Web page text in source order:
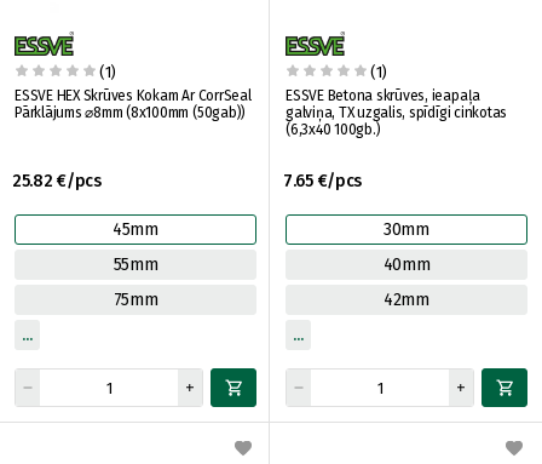
(1)
ESSVE HEX Skrūves Kokam Ar CorrSeal
Pārklājums ⌀8mm (8x100mm (50gab))
25.82 €/pcs
45mm
55mm
75mm
(1)
ESSVE Betona skrūves, ieapaļa
galviņa, TX uzgalis, spīdīgi cinkotas
(6,3x40 100gb.)
7.65 €/pcs
30mm
40mm
42mm